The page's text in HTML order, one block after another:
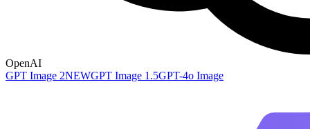
OpenAI
GPT Image 2NEWGPT Image 1.5GPT-4o Image